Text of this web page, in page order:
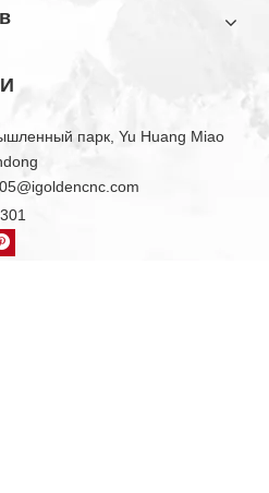
парк, Yu Huang Miao